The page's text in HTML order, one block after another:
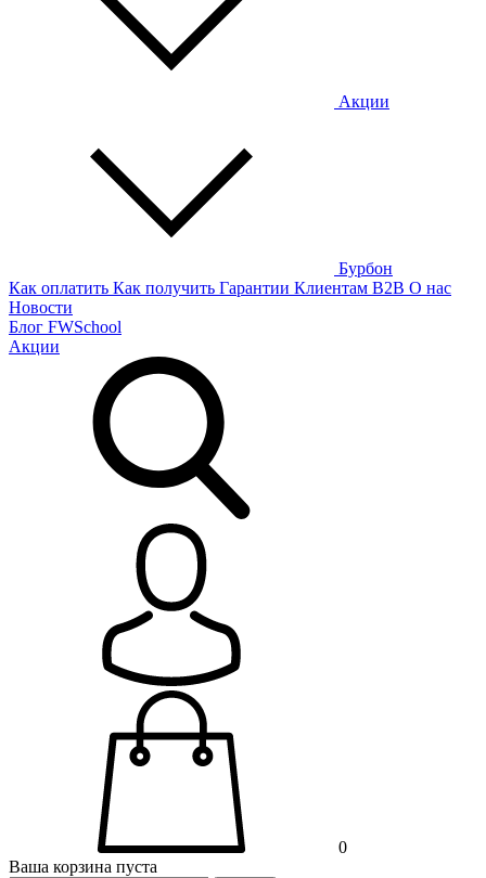
Акции
Бурбон
Как оплатить Как получить Гарантии Клиентам B2B О нас
Новости
Блог FWSchool
Акции
0
Ваша корзина пуста